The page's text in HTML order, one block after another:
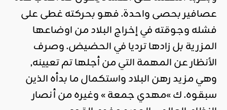
عصافير بحصى واحدة. فهو بحركته غطى على
فشله وجوقته في إخراج البلاد من اوضاعها
المزرية بل زادها ترديا في الحضيض. وصرف
الأنظار عن المهمة التي من أجلها تم تعيينه,
وهي مزيد رهن البلاد واستكمال ما بدأه الذين
سبقوه. ك »مهدي جمعة » وغيره من أنصار